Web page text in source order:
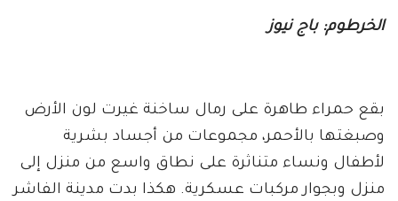
الخرطوم: باج نيوز
بقع حمراء طاهرة على رمال ساخنة غيرت لون الأرض
وصبغتها بالأحمر، مجموعات من أجساد بشرية
لأطفال ونساء متناثرة على نطاق واسع من منزل إلى
منزل وبجوار مركبات عسكرية. هكذا بدت مدينة الفاشر